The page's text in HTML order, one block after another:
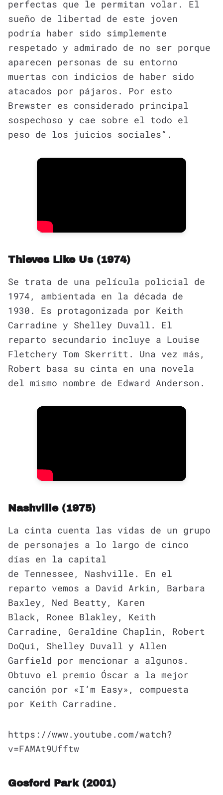
perfectas que le permitan volar. El
sueño de libertad de este joven
podría haber sido simplemente
respetado y admirado de no ser porque
aparecen personas de su entorno
muertas con indicios de haber sido
atacados por pájaros. Por esto
Brewster es considerado principal
sospechoso y cae sobre el todo el
peso de los juicios sociales”.
Thieves Like Us (1974)
Se trata de una película policial de
1974, ambientada en la década de
1930. Es protagonizada por Keith
Carradine y Shelley Duvall. El
reparto secundario incluye a Louise
Fletchery Tom Skerritt. Una vez más,
Robert basa su cinta en una novela
del mismo nombre de Edward Anderson.
Nashville (1975)
La cinta cuenta las vidas de un grupo
de personajes a lo largo de cinco
días en la capital
de Tennessee, Nashville. En el
reparto vemos a David Arkin, Barbara
Baxley, Ned Beatty, Karen
Black, Ronee Blakley, Keith
Carradine, Geraldine Chaplin, Robert
DoQui, Shelley Duvall y Allen
Garfield por mencionar a algunos.
Obtuvo el premio Óscar a la mejor
canción por «I’m Easy», compuesta
por Keith Carradine.
https://www.youtube.com/watch?
v=FAMAt9Ufftw
Gosford Park (2001)